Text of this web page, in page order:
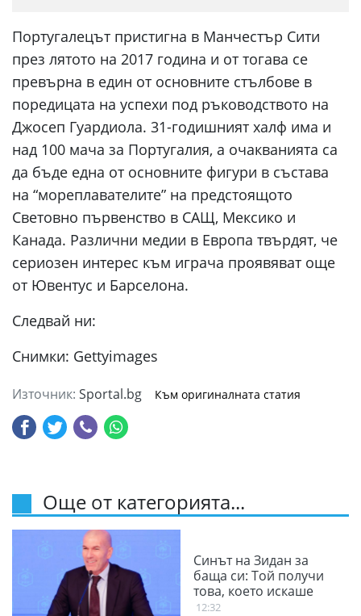
Португалецът пристигна в Манчестър Сити
през лятото на 2017 година и от тогава се
превърна в един от основните стълбове в
поредицата на успехи под ръководството на
Джосеп Гуардиола. 31-годишният халф има и
над 100 мача за Португалия, а очакванията са
да бъде една от основните фигури в състава
на “мореплавателите” на предстоящото
Световно първенство в САЩ, Мексико и
Канада. Различни медии в Европа твърдят, че
сериозен интерес към играча проявяват още
от Ювентус и Барселона.
Следвай ни:
Снимки: Gettyimages
Източник: Sportal.bg Към оригиналната статия
Още от категорията...
Синът на Зидан за
баща си: Той получи
това, което искаше
12:32